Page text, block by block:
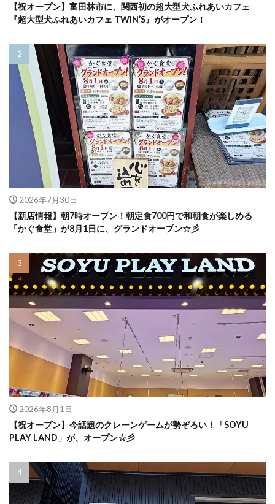
【祝オープン】富田林市に、関西初の超大型犬ふれあいカフェ
『超大型犬ふれあいカフェ TWIN’S』がオープン！
2026年7月30日
【新店情報】朝7時オープン！朝定食700円で和朝食が楽しめる
「かぐ食堂」が8月1日に、グランドオープン☆彡
2026年8月1日
【祝オープン】今話題のクレーンゲームが勢ぞろい！「SOYU
PLAY LAND」が、オープン☆彡